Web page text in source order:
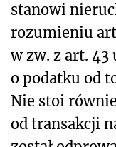
stanowi
rozumieniu
w zw. z art. 43
o podatku od
Nie stoi
od transakcji